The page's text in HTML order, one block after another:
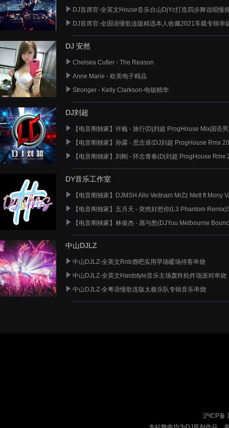
DJ首席官-全英文House音乐台山DjYc打造四步舞说唱慢
DJ首席官-全国语慢歌连版精选本人收藏2021车载专辑串
DJ 安然
Chelsea Cutler - The Reason
Anne Marie - 欧美电子精品
Stronger - Kelly Clarkson-电锯精华
DJ刘超
【电音阁独家】许巍 - 旅行(Dj刘超 ProgHouse Mix国语
【电音阁独家】孙露 - 思念谁(DJ刘超 ProgHouse Rmx
【电音阁独家】刘刚 - 怀念青春(Dj刘超 ProgHouse Rmx
DY音乐工作室
【电音阁独家】DJMSH Allo Veitnam MrZz Mett ft Mony
【电音阁独家】五月天 - 突然好想你(L3 Phantom
【电音阁独家】林俊杰 - 愿与愁(DJYuu Melbourne
中山DJLZ
中山DJLZ-全英文Rnb酒吧实用早场暖场待客串烧
中山DJLZ-全英文Hardstyle音乐主场轰炸机炸场派对串烧
中山DJLZ-全粤语慢歌连版太极乐队专辑音乐串烧
沪ICP备